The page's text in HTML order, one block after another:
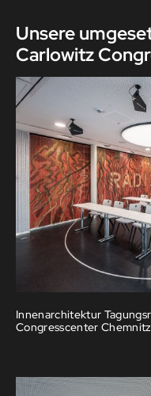
Unsere
Carlowitz
Innenarchitektur
Congresscenter Chemnitz